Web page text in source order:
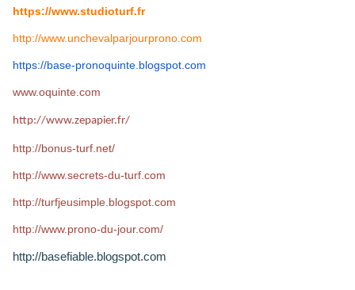
https://www.studioturf.fr
http://www.unchevalparjourprono.com
https://base-pronoquinte. blogspot.com
www.oquinte.com
http://www.zepapier.fr/
http://bonus-turf.net/
http://www.secrets-du-turf.com
http://turfjeusimple.blogspot.com
http://www.prono-du-jour.com/
http://basefiable.blogspot.com